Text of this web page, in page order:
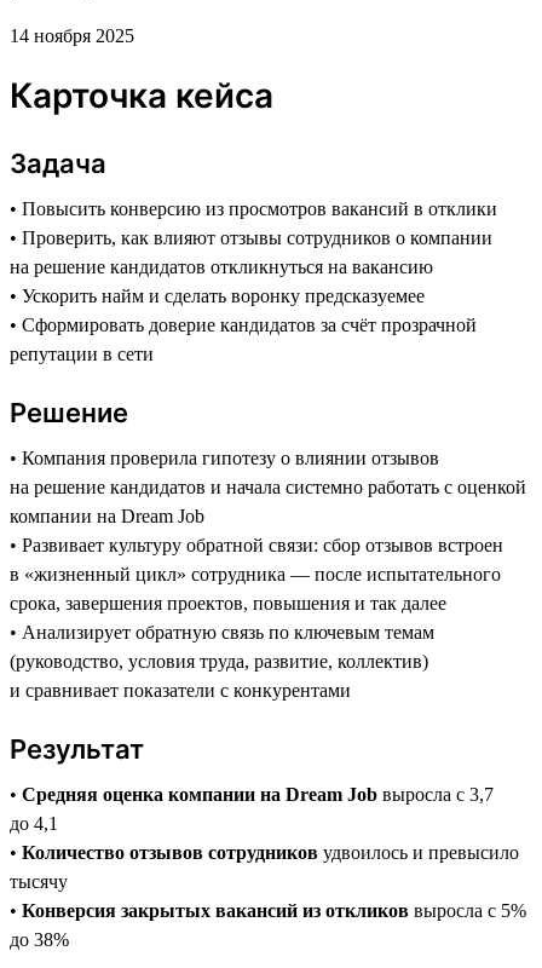
14 ноября 2025
Карточка кейса
Задача
• Повысить конверсию из просмотров вакансий в отклики
• Проверить, как влияют отзывы сотрудников о компании
на решение кандидатов откликнуться на вакансию
• Ускорить найм и сделать воронку предсказуемее
• Сформировать доверие кандидатов за счёт прозрачной
репутации в сети
Решение
• Компания проверила гипотезу о влиянии отзывов
на решение кандидатов и начала системно работать с оценкой
компании на Dream Job
• Развивает культуру обратной связи: сбор отзывов встроен
в «жизненный цикл» сотрудника — после испытательного
срока, завершения проектов, повышения и так далее
• Анализирует обратную связь по ключевым темам
(руководство, условия труда, развитие, коллектив)
и сравнивает показатели с конкурентами
Результат
• Средняя оценка компании на Dream Job выросла с 3,7
до 4,1
• Количество отзывов сотрудников удвоилось и превысило
тысячу
• Конверсия закрытых вакансий из откликов выросла с 5%
до 38%